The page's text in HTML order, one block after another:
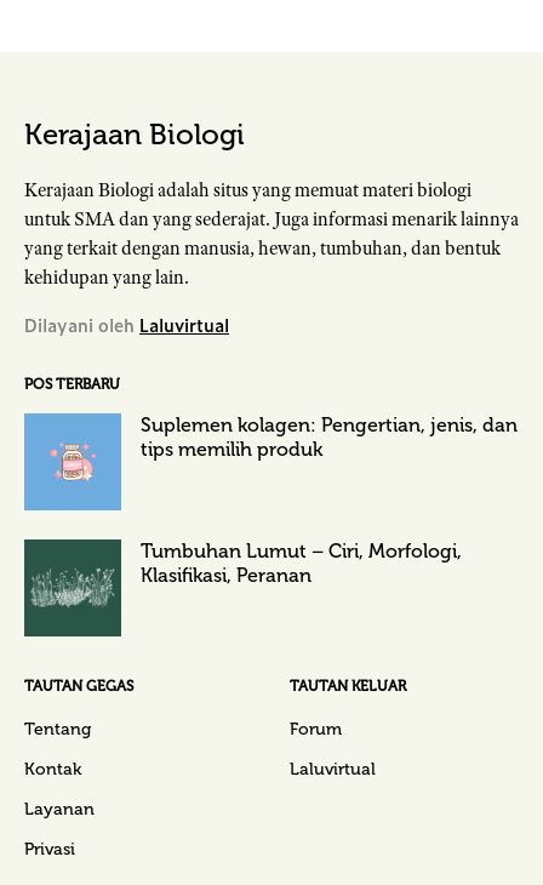
Kerajaan Biologi
Kerajaan Biologi adalah situs yang memuat materi biologi
untuk SMA dan yang sederajat. Juga informasi menarik lainnya
yang terkait dengan manusia, hewan, tumbuhan, dan bentuk
kehidupan yang lain.
Dilayani oleh Laluvirtual
POS TERBARU
Suplemen kolagen: Pengertian, jenis, dan
tips memilih produk
Tumbuhan Lumut – Ciri, Morfologi,
Klasifikasi, Peranan
TAUTAN GEGAS
Tentang
Kontak
Layanan
Privasi
TAUTAN KELUAR
Forum
Laluvirtual